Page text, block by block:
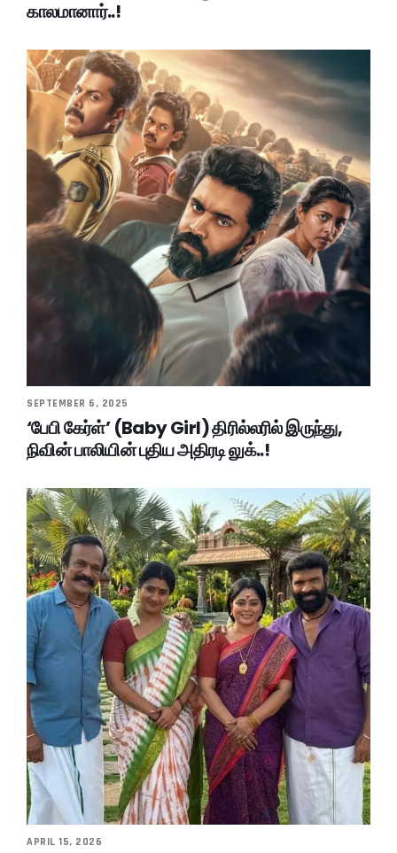
காலமானார்..!
SEPTEMBER 6, 2025
‘பேபி கேர்ள்’ (Baby Girl) திரில்லரில் இருந்து,
நிவின் பாலியின் புதிய அதிரடி லுக்..!
APRIL 15, 2026